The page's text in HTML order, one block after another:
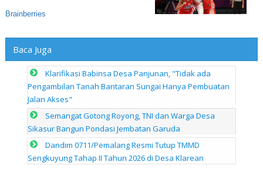
Baca Juga
Klarifikasi Babinsa Desa Panjunan, "Tidak ada
Pengambilan Tanah Bantaran Sungai Hanya Pembuatan
Jalan Akses"
Semangat Gotong Royong, TNI dan Warga Desa
Sikasur Bangun Pondasi Jembatan Garuda
Dandim 0711/Pemalang Resmi Tutup TMMD
Sengkuyung Tahap II Tahun 2026 di Desa Klarean